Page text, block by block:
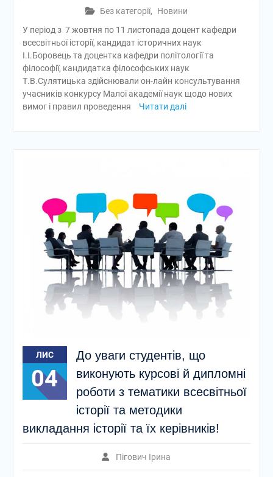
Без категорії,
Новини
У період з 7 жовтня по 11 листопада доцент кафедри
всесвітньої історії, кандидат історичних наук
І.І.Боровець та доцентка кафедри політології та
філософії, кандидатка філософських наук
Т.В.Сулятицька здійснювали он-лайн консультування
учасників конкурсу Малої академії наук щодо нових
вимог і правил проведення
Читати далі
ЛИС
04
До уваги студентів, що
виконують курсові й дипломні
роботи з тематики всесвітньої
історії та методики
викладання історії та їх керівників!
Пігович Ірина